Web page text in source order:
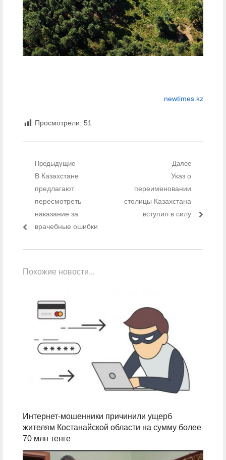
newtimes.kz
Просмотрели: 51
Навигация по записям
Предыдущие
Предыдущий пост:
В Казахстане
предлагают
пересмотреть
наказание за
врачебные ошибки
Далее
Следующий
Указ о
переименовании
столицы Казахстана
вступил в силу
Похожие новости...
Интернет-мошенники причинили ущерб
жителям Костанайской области на сумму более
70 млн тенге